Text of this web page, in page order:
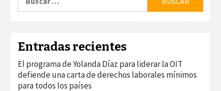
Entradas recientes
El programa de Yolanda Díaz para liderar la OIT
defiende una carta de derechos laborales mínimos
para todos los países